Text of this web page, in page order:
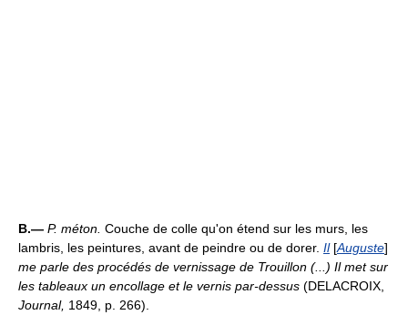
B.— P. méton. Couche de colle qu'on étend sur les murs, les
lambris, les peintures, avant de peindre ou de dorer. Il[Auguste]
me parle des procédés de vernissage de Trouillon (...) Il met sur
les tableaux un encollage et le vernis par-dessus (DELACROIX,
Journal, 1849, p. 266).